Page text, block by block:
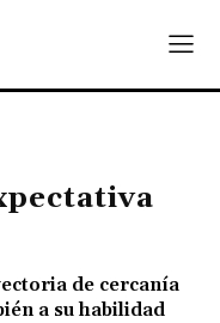
de cercanía
a su habilidad